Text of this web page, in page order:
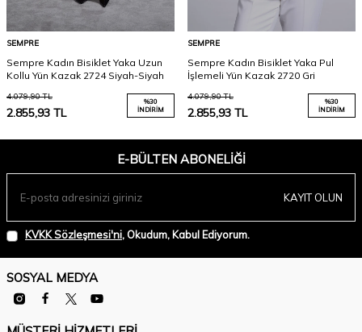
SEMPRE
Sempre Kadın Bisiklet Yaka Uzun
Kollu Yün Kazak 2724 Siyah-Siyah
4.079,90TL
2.855,93 TL
%30
İNDIRIM
SEMPRE
Sempre Kadın Bisiklet Yaka Pul
İşlemeli Yün Kazak 2720 Gri
4.079,90TL
2.855,93 TL
%30
İNDIRIM
E-BÜLTEN ABONELIĞI
KAYIT OLUN
KVKK Sözleşmesi'ni, Okudum, Kabul Ediyorum.
SOSYAL MEDYA